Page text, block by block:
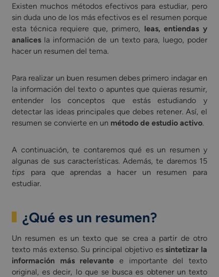
Existen muchos métodos efectivos para estudiar, pero
sin duda uno de los más efectivos es el resumen porque
esta técnica requiere que, primero, leas, entiendas y
analices la información de un texto para, luego, poder
hacer un resumen del tema.
Para realizar un buen resumen debes primero indagar en
la información del texto o apuntes que quieras resumir,
entender los conceptos que estás estudiando y
detectar las ideas principales que debes retener. Así, el
resumen se convierte en un método de estudio activo.
A continuación, te contaremos qué es un resumen y
algunas de sus características. Además, te daremos 15
tips para que aprendas a hacer un resumen para
estudiar.
¿Qué es un resumen?
Un resumen es un texto que se crea a partir de otro
texto más extenso. Su principal objetivo essintetizar la
información más relevante e importante del texto
original, es decir, lo que se busca es obtener un texto